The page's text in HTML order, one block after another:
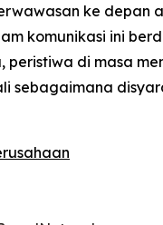
ke depan
komunikasi ini
peristiwa di masa
sebagaimana